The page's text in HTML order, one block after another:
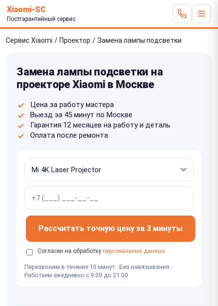
Xiaomi-SC
Постгарантийный сервис
Сервис Xiaomi / Проектор / Замена лампы подсветки
Замена лампы подсветки на
проекторе Xiaomi в Москве
Цена за работу мастера
Выезд за 45 минут по Москве
Гарантия 12 месяцев на работу и деталь
Оплата после ремонта
Рассчитать точную цену за 3 минуты
Согласен на обработку персональных данных
Перезвоним в течение 10 минут · Без навязывания ·
Работаем ежедневно с 9:00 до 21:00